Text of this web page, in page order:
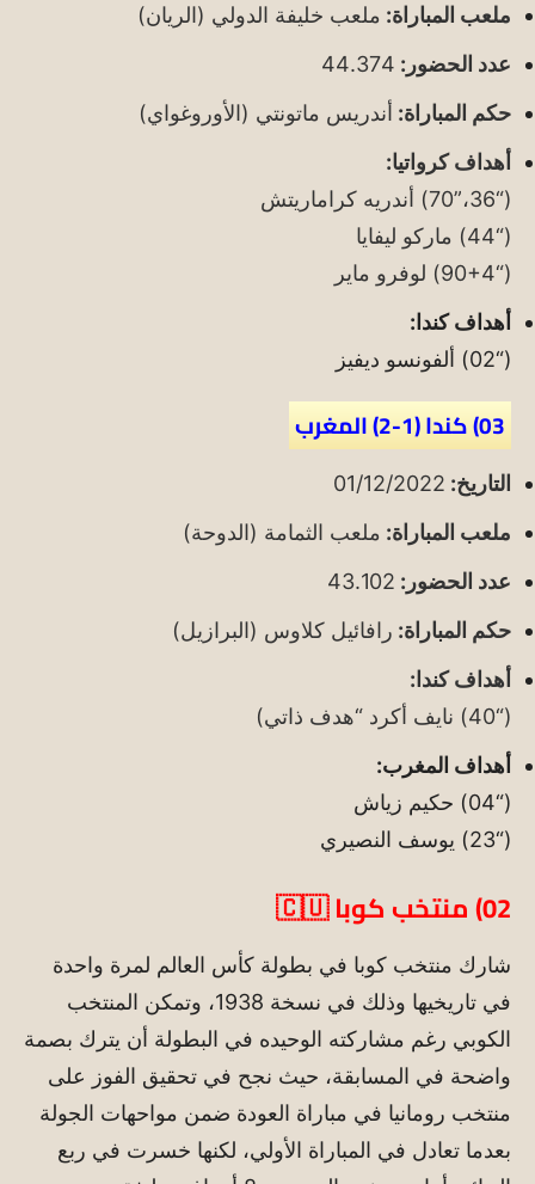
ملعب المباراة: ملعب خليفة الدولي (الريان)
عدد الحضور: 44.374
حكم المباراة: أندريس ماتونتي (الأوروغواي)
أهداف كرواتيا:
(“36،”70) أندريه كراماريتش
(“44) ماركو ليفايا
(“90+4) لوفرو ماير
أهداف كندا:
(“02) ألفونسو ديفيز
03) كندا (1-2) المغرب
التاريخ: 01/12/2022
ملعب المباراة: ملعب الثمامة (الدوحة)
عدد الحضور: 43.102
حكم المباراة: رافائيل كلاوس (البرازيل)
أهداف كندا:
(“40) نايف أكرد “هدف ذاتي)
أهداف المغرب:
(“04) حكيم زياش
(“23) يوسف النصيري
02) منتخب كوبا🇨🇺
شارك منتخب كوبا في بطولة كأس العالم لمرة واحدة
في تاريخيها وذلك في نسخة 1938، وتمكن المنتخب
الكوبي رغم مشاركته الوحيده في البطولة أن يترك بصمة
واضحة في المسابقة، حيث نجح في تحقيق الفوز على
منتخب رومانيا في مباراة العودة ضمن مواحهات الجولة
بعدما تعادل في المباراة الأولي، لكنها خسرت في ربع